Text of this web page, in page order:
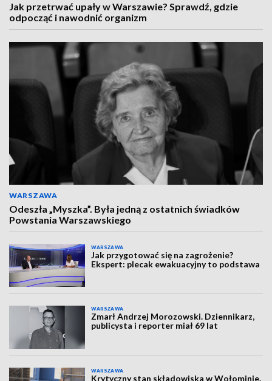
Jak przetrwać upały w Warszawie? Sprawdź, gdzie
odpocząć i nawodnić organizm
WARSZAWA
Odeszła „Myszka”. Była jedną z ostatnich świadków
Powstania Warszawskiego
WARSZAWA
Jak przygotować się na zagrożenie?
Ekspert: plecak ewakuacyjny to podstawa
WARSZAWA
Zmarł Andrzej Morozowski. Dziennikarz,
publicysta i reporter miał 69 lat
WARSZAWA
Krytyczny stan składowiska w Wołominie.